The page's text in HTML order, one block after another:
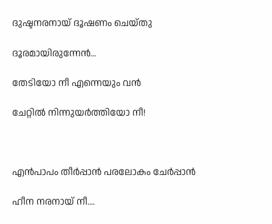
ദുഷ്ടനരനായ് ദൂഷണം ചെയ്തു
ദൂരമായിരുന്നേൻ...
തേടിയോ നീ എന്നെയും വൻ
ചേറ്റിൽ നിന്നുയർത്തിയോ നീ!
എൻപാപം തീർപ്പാൻ പരലോകം ചേർപ്പാൻ
ഹീന നരനായ് നീ....